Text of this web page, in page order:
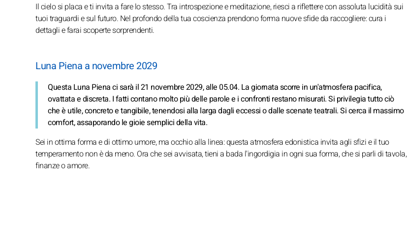
Il cielo si placa e ti invita a fare lo stesso. Tra introspezione e meditazione, riesci a riflettere con assoluta lucidità sui
tuoi traguardi e sul futuro. Nel profondo della tua coscienza prendono forma nuove sfide da raccogliere: cura i
dettagli e farai scoperte sorprendenti.
Luna Piena a novembre 2029
Questa Luna Piena ci sarà il 21 novembre 2029, alle 05.04. La giornata scorre in un'atmosfera pacifica,
ovattata e discreta. I fatti contano molto più delle parole e i confronti restano misurati. Si privilegia tutto ciò
che è utile, concreto e tangibile, tenendosi alla larga dagli eccessi o dalle scenate teatrali. Si cerca il massimo
comfort, assaporando le gioie semplici della vita.
Sei in ottima forma e di ottimo umore, ma occhio alla linea: questa atmosfera edonistica invita agli sfizi e il tuo
temperamento non è da meno. Ora che sei avvisata, tieni a bada l'ingordigia in ogni sua forma, che si parli di tavola,
finanze o amore.